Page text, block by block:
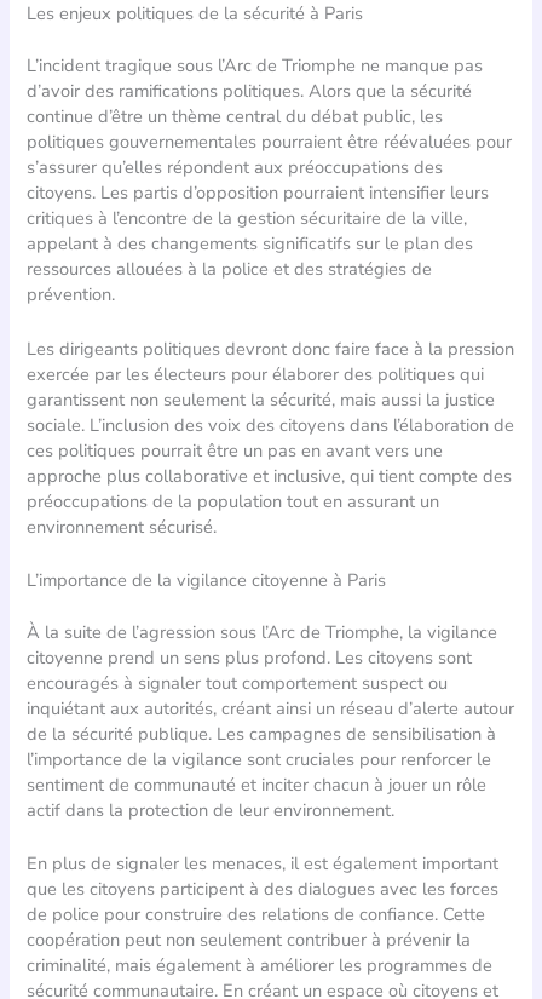
Les enjeux politiques de la sécurité à Paris
L’incident tragique sous l’Arc de Triomphe ne manque pas
d’avoir des ramifications politiques. Alors que la sécurité
continue d’être un thème central du débat public, les
politiques gouvernementales pourraient être réévaluées pour
s’assurer qu’elles répondent aux préoccupations des
citoyens. Les partis d’opposition pourraient intensifier leurs
critiques à l’encontre de la gestion sécuritaire de la ville,
appelant à des changements significatifs sur le plan des
ressources allouées à la police et des stratégies de
prévention.
Les dirigeants politiques devront donc faire face à la pression
exercée par les électeurs pour élaborer des politiques qui
garantissent non seulement la sécurité, mais aussi la justice
sociale. L’inclusion des voix des citoyens dans l’élaboration de
ces politiques pourrait être un pas en avant vers une
approche plus collaborative et inclusive, qui tient compte des
préoccupations de la population tout en assurant un
environnement sécurisé.
L’importance de la vigilance citoyenne à Paris
À la suite de l’agression sous l’Arc de Triomphe, la vigilance
citoyenne prend un sens plus profond. Les citoyens sont
encouragés à signaler tout comportement suspect ou
inquiétant aux autorités, créant ainsi un réseau d’alerte autour
de la sécurité publique. Les campagnes de sensibilisation à
l’importance de la vigilance sont cruciales pour renforcer le
sentiment de communauté et inciter chacun à jouer un rôle
actif dans la protection de leur environnement.
En plus de signaler les menaces, il est également important
que les citoyens participent à des dialogues avec les forces
de police pour construire des relations de confiance. Cette
coopération peut non seulement contribuer à prévenir la
criminalité, mais également à améliorer les programmes de
sécurité communautaire. En créant un espace où citoyens et